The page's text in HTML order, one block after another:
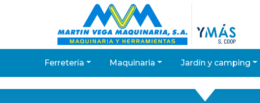
ferretería maquinaria jardín y camping